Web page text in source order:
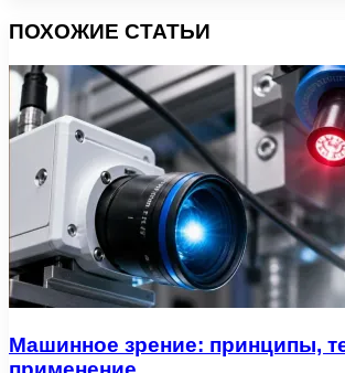
ПОХОЖИЕ СТАТЬИ
Машинное зрение: принципы,